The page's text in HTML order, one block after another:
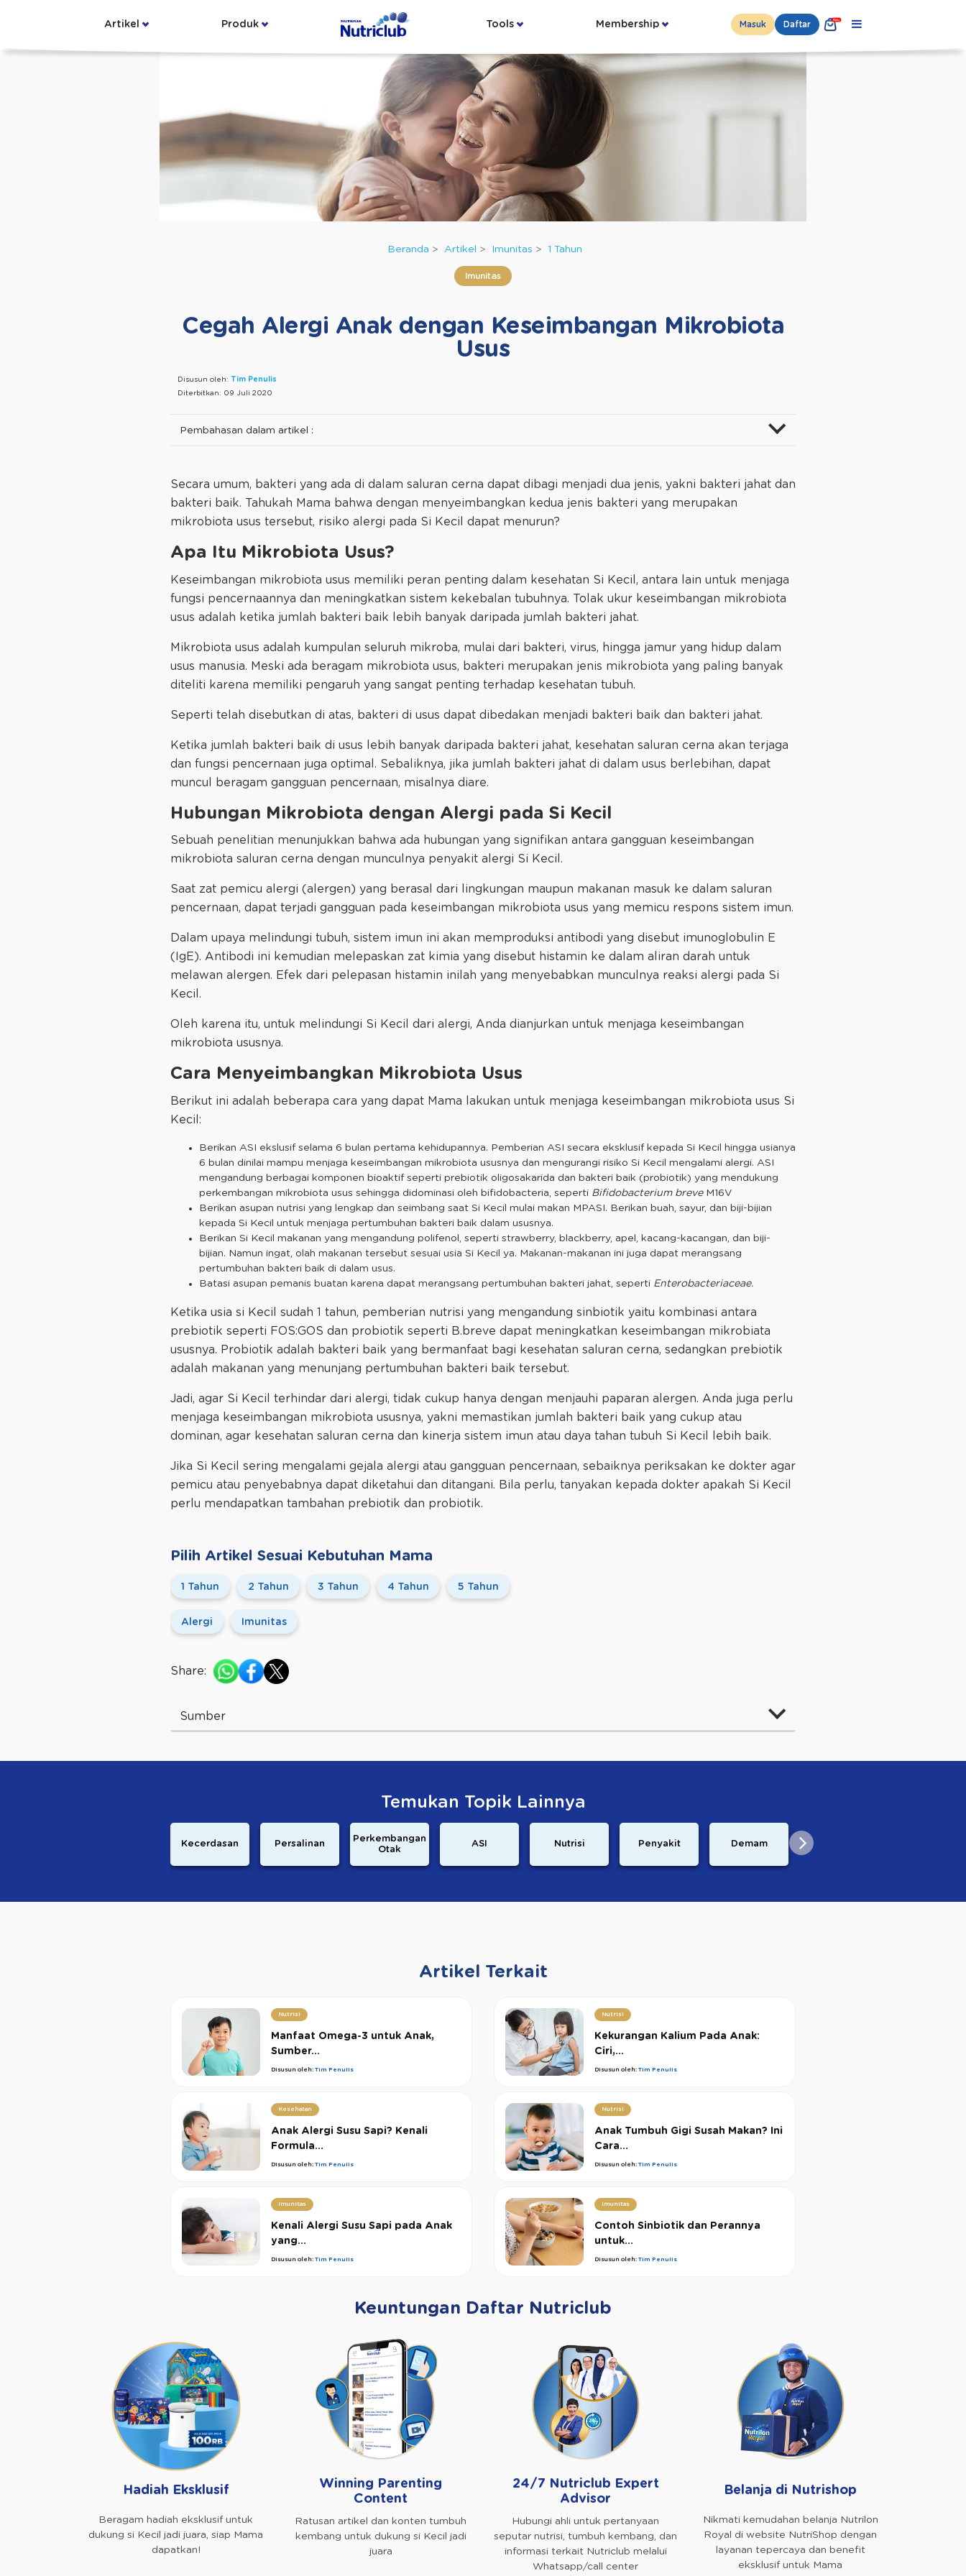
Artikel Produk Tools Membership Masuk Daftar
Beranda Artikel Imunitas 1 Tahun
Imunitas
Cegah Alergi Anak dengan Keseimbangan Mikrobiota
Usus
Disusun oleh: Tim Penulis
Diterbitkan: 09 Juli 2020
Pembahasan dalam artikel :
Secara umum, bakteri yang ada di dalam saluran cerna dapat dibagi menjadi dua jenis, yakni bakteri jahat dan
bakteri baik. Tahukah Mama bahwa dengan menyeimbangkan kedua jenis bakteri yang merupakan
mikrobiota usus tersebut, risiko alergi pada Si Kecil dapat menurun?
Apa Itu Mikrobiota Usus?
Keseimbangan mikrobiota usus memiliki peran penting dalam kesehatan Si Kecil, antara lain untuk menjaga
fungsi pencernaannya dan meningkatkan sistem kekebalan tubuhnya. Tolak ukur keseimbangan mikrobiota
usus adalah ketika jumlah bakteri baik lebih banyak daripada jumlah bakteri jahat.
Mikrobiota usus adalah kumpulan seluruh mikroba, mulai dari bakteri, virus, hingga jamur yang hidup dalam
usus manusia. Meski ada beragam mikrobiota usus, bakteri merupakan jenis mikrobiota yang paling banyak
diteliti karena memiliki pengaruh yang sangat penting terhadap kesehatan tubuh.
Seperti telah disebutkan di atas, bakteri di usus dapat dibedakan menjadi bakteri baik dan bakteri jahat.
Ketika jumlah bakteri baik di usus lebih banyak daripada bakteri jahat, kesehatan saluran cerna akan terjaga
dan fungsi pencernaan juga optimal. Sebaliknya, jika jumlah bakteri jahat di dalam usus berlebihan, dapat
muncul beragam gangguan pencernaan, misalnya diare.
Hubungan Mikrobiota dengan Alergi pada Si Kecil
Sebuah penelitian menunjukkan bahwa ada hubungan yang signifikan antara gangguan keseimbangan
mikrobiota saluran cerna dengan munculnya penyakit alergi Si Kecil.
Saat zat pemicu alergi (alergen) yang berasal dari lingkungan maupun makanan masuk ke dalam saluran
pencernaan, dapat terjadi gangguan pada keseimbangan mikrobiota usus yang memicu respons sistem imun.
Dalam upaya melindungi tubuh, sistem imun ini akan memproduksi antibodi yang disebut imunoglobulin E
(IgE). Antibodi ini kemudian melepaskan zat kimia yang disebut histamin ke dalam aliran darah untuk
melawan alergen. Efek dari pelepasan histamin inilah yang menyebabkan munculnya reaksi alergi pada Si
Kecil.
Oleh karena itu, untuk melindungi Si Kecil dari alergi, Anda dianjurkan untuk menjaga keseimbangan
mikrobiota ususnya.
Cara Menyeimbangkan Mikrobiota Usus
Berikut ini adalah beberapa cara yang dapat Mama lakukan untuk menjaga keseimbangan mikrobiota usus Si
Kecil:
Berikan ASI ekslusif selama 6 bulan pertama kehidupannya. Pemberian ASI secara eksklusif kepada Si Kecil hingga usianya
6 bulan dinilai mampu menjaga keseimbangan mikrobiota ususnya dan mengurangi risiko Si Kecil mengalami alergi. ASI
mengandung berbagai komponen bioaktif seperti prebiotik oligosakarida dan bakteri baik (probiotik) yang mendukung
perkembangan mikrobiota usus sehingga didominasi oleh bifidobacteria, seperti Bifidobacterium breve M16V
Berikan asupan nutrisi yang lengkap dan seimbang saat Si Kecil mulai makan MPASI. Berikan buah, sayur, dan biji-bijian
kepada Si Kecil untuk menjaga pertumbuhan bakteri baik dalam ususnya.
Berikan Si Kecil makanan yang mengandung polifenol, seperti strawberry, blackberry, apel, kacang-kacangan, dan biji-
bijian. Namun ingat, olah makanan tersebut sesuai usia Si Kecil ya. Makanan-makanan ini juga dapat merangsang
pertumbuhan bakteri baik di dalam usus.
Batasi asupan pemanis buatan karena dapat merangsang pertumbuhan bakteri jahat, seperti Enterobacteriaceae.
Ketika usia si Kecil sudah 1 tahun, pemberian nutrisi yang mengandung sinbiotik yaitu kombinasi antara
prebiotik seperti FOS:GOS dan probiotik seperti B.breve dapat meningkatkan keseimbangan mikrobiata
ususnya. Probiotik adalah bakteri baik yang bermanfaat bagi kesehatan saluran cerna, sedangkan prebiotik
adalah makanan yang menunjang pertumbuhan bakteri baik tersebut.
Jadi, agar Si Kecil terhindar dari alergi, tidak cukup hanya dengan menjauhi paparan alergen. Anda juga perlu
menjaga keseimbangan mikrobiota ususnya, yakni memastikan jumlah bakteri baik yang cukup atau
dominan, agar kesehatan saluran cerna dan kinerja sistem imun atau daya tahan tubuh Si Kecil lebih baik.
Jika Si Kecil sering mengalami gejala alergi atau gangguan pencernaan, sebaiknya periksakan ke dokter agar
pemicu atau penyebabnya dapat diketahui dan ditangani. Bila perlu, tanyakan kepada dokter apakah Si Kecil
perlu mendapatkan tambahan prebiotik dan probiotik.
Pilih Artikel Sesuai Kebutuhan Mama
1 Tahun 2 Tahun 3 Tahun 4 Tahun 5 Tahun
Alergi Imunitas
Share:
Sumber
Temukan Topik Lainnya
Kecerdasan Persalinan
Perkembangan
Otak
ASI Nutrisi Penyakit Demam
Artikel Terkait
Nutrisi
Manfaat Omega-3 untuk Anak,
Sumber...
Disusun oleh:Tim Penulis
Nutrisi
Kekurangan Kalium Pada Anak:
Ciri,...
Disusun oleh:Tim Penulis
Kesehatan
Anak Alergi Susu Sapi? Kenali
Formula...
Disusun oleh:Tim Penulis
Nutrisi
Anak Tumbuh Gigi Susah Makan? Ini
Cara...
Disusun oleh:Tim Penulis
Imunitas
Kenali Alergi Susu Sapi pada Anak
yang...
Disusun oleh:Tim Penulis
Imunitas
Contoh Sinbiotik dan Perannya
untuk...
Disusun oleh:Tim Penulis
Keuntungan Daftar Nutriclub
Hadiah Eksklusif
Beragam hadiah eksklusif untuk
dukung si Kecil jadi juara, siap Mama
dapatkan!
Winning Parenting
Content
Ratusan artikel dan konten tumbuh
kembang untuk dukung si Kecil jadi
juara
24/7 Nutriclub Expert
Advisor
Hubungi ahli untuk pertanyaan
seputar nutrisi, tumbuh kembang, dan
informasi terkait Nutriclub melalui
Whatsapp/call center
Belanja di Nutrishop
Nikmati kemudahan belanja Nutrilon
Royal di website NutriShop dengan
layanan tepercaya dan benefit
eksklusif untuk Mama